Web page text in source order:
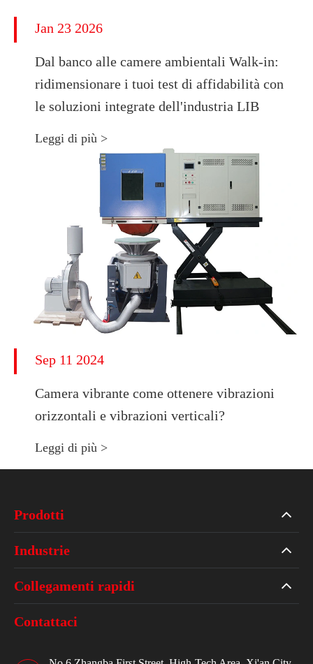
Jan 23 2026
Dal banco alle camere ambientali Walk-in:
ridimensionare i tuoi test di affidabilità con
le soluzioni integrate dell'industria LIB
Leggi di più >
Sep 11 2024
Camera vibrante come ottenere vibrazioni
orizzontali e vibrazioni verticali?
Leggi di più >
Prodotti
Industrie
Collegamenti rapidi
Contattaci